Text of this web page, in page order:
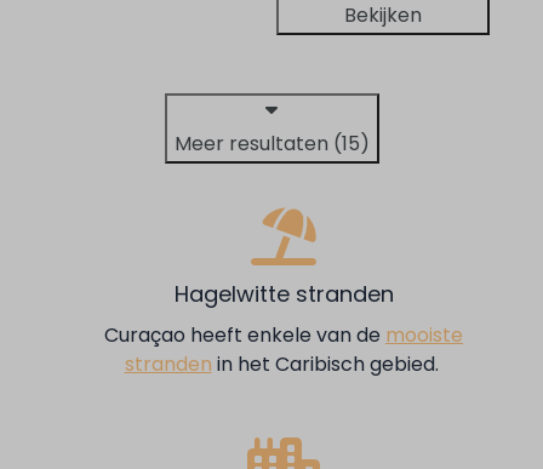
Bekijken
Meer resultaten (15)
Hagelwitte stranden
Curaçao heeft enkele van de mooiste
stranden in het Caribisch gebied.